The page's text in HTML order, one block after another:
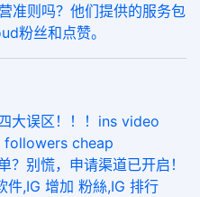
准则吗？他们提供的服务包
粉丝和点赞。
大误区！！！ins video
followers cheap
？别慌，申请渠道已开启！
件,IG 增加 粉絲,IG 排行